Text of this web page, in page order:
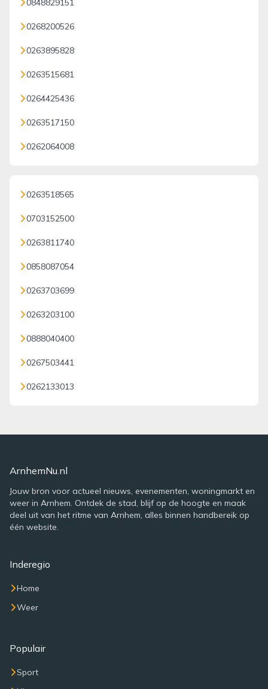
0848829151
0268200526
0263895828
0263515681
0264425436
0263517150
0262064008
0263518565
0703152500
0263811740
0858087054
0263703699
0263203100
0888040400
0267503441
0262133013
ArnhemNu.nl
Jouw bron voor actueel nieuws, evenementen, woningmarkt en
weer in Arnhem. Ontdek de stad, blijf op de hoogte en maak
deel uit van het ritme van Arnhem, alles binnen handbereik op
één website.
Inderegio
Home
Weer
Populair
Sport